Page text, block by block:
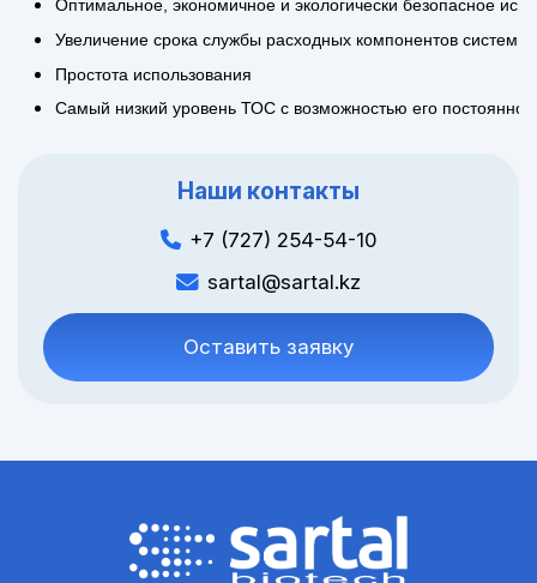
Оптимальное, экономичное и экологически безопасное
Увеличение срока службы расходных компонентов систем
Простота использования
Самый низкий уровень ТОС с возможностью его
Наши контакты
+7 (727) 254-54-10
sartal@sartal.kz
Оставить заявку